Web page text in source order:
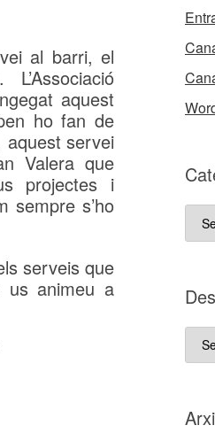
al barri, el
aquest
ho fan de
aquest servei
Valera que
projectes i
sempre s’ho
serveis que
us animeu a
del
D
D es
que